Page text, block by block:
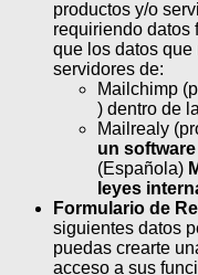
productos y/o
requiriendo datos
que los datos
servidores de:
Mailchimp
) dentro de
Mailrealy
un
(Española)
leyes
Formulario de
siguientes datos
puedas crearte
acceso a sus